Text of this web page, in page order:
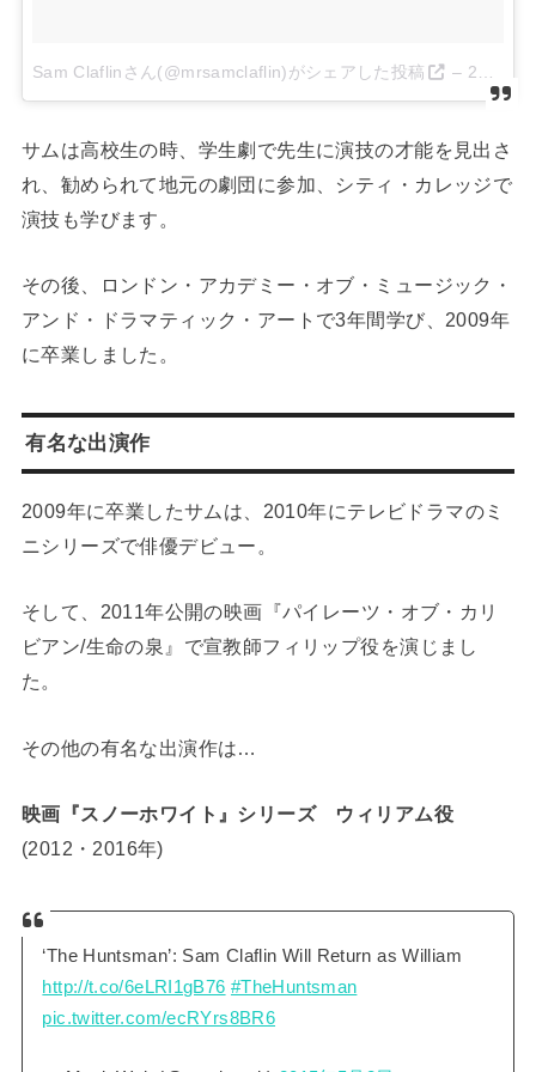
Sam Claflinさん(@mrsamclaflin)がシェアした投稿 – 2017 6月 27 11:36午前 PDT
サムは高校生の時、学生劇で先生に演技の才能を見出さ
れ、勧められて地元の劇団に参加、シティ・カレッジで
演技も学びます。
その後、ロンドン・アカデミー・オブ・ミュージック・
アンド・ドラマティック・アートで3年間学び、2009年
に卒業しました。
有名な出演作
2009年に卒業したサムは、2010年にテレビドラマのミ
ニシリーズで俳優デビュー。
そして、2011年公開の映画『パイレーツ・オブ・カリ
ビアン/生命の泉』で宣教師フィリップ役を演じまし
た。
その他の有名な出演作は…
映画『スノーホワイト』シリーズ ウィリアム役
(2012・2016年)
‘The Huntsman’: Sam Claflin Will Return as William
http://t.co/6eLRI1gB76 #TheHuntsman
pic.twitter.com/ecRYrs8BR6